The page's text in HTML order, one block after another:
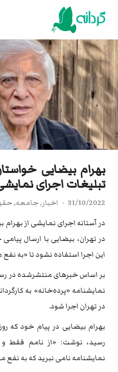
Skip
content
بهرام بیضایی
تبلیغات اجرای
31/10/2022 اخبار,جامعه,
در آستانه اجرای نمایشی از بهرام
در تهران، بیضایی با ارسال
این اجرا استفاده نشود تا «به
بر اساس خبرهای منتشرشده در
نمایشنامه «پرده‌خانه» به
در تهران اجرا شود.
رسید، نوشت: «از نامم فقط
نمایشنامه نامی نبرید که به